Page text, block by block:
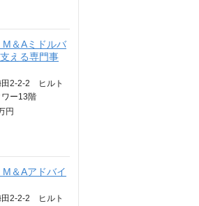
M＆Aミドルバ
える専門事
田2-2-2 ヒルト
ー13階
円
M＆Aアドバイ
田2-2-2 ヒルト